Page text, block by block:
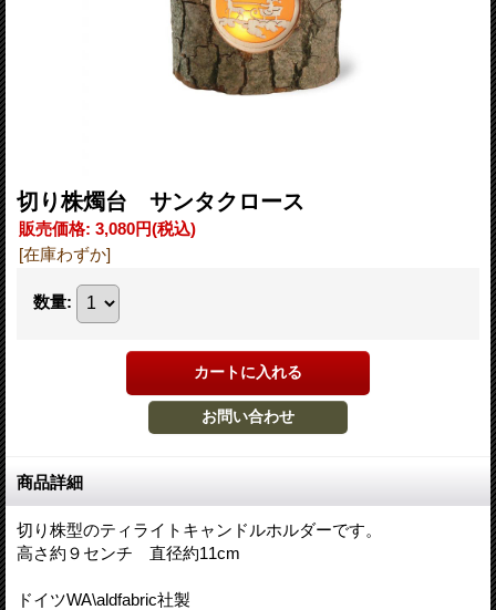
切り株燭台 サンタクロース
販売価格: 3,080円(税込)
[在庫わずか]
数量:
商品詳細
切り株型のティライトキャンドルホルダーです。
高さ約９センチ 直径約11cm
ドイツWA\aldfabric社製